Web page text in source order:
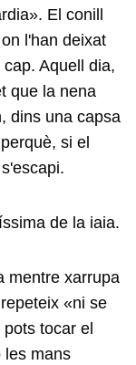
El conill
l'han deixat
Aquell dia,
que la nena
dins una capsa
si el
de la iaia.
mentre xarrupa
«ni se
tocar el
les mans